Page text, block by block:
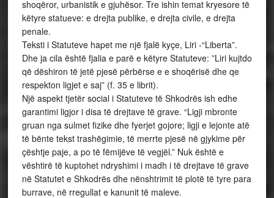
shoqëror, urbanistik e gjuhësor. Tre ishin temat kryesore të
këtyre statueve: e drejta publike, e drejta civile, e drejta
penale.
Teksti i Statuteve hapet me një fjalë kyçe, Liri -“Liberta”.
Dhe ja cila është fjalia e parë e këtyre Statuteve: ”Liri kujtdo
që dëshiron të jetë pjesë përbërse e e shoqërisë dhe qe
respekton ligjet e saj” (f. 35 e librit).
Një aspekt tjetër social i Statuteve të Shkodrës ish edhe
garantimi ligjor i disa të drejtave të grave. “Ligji mbronte
gruan nga sulmet fizike dhe fyerjet gojore; ligji e lejonte atë
të bënte tekst trashëgimie, të merrte pjesë në gjykime për
çështje paje, a po të fëmijëve të vegjël.” Nuk është e
vështirë të kuptohet ndryshimi i madh i të drejtave të grave
në Statutet e Shkodrës dhe nënshtrimit të plotë të tyre para
burrave, në rregullat e kanunit të maleve.